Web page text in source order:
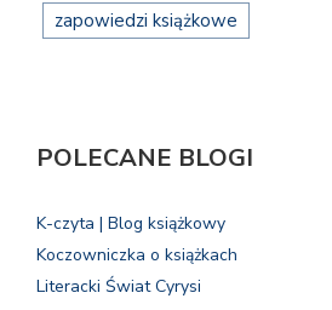
zapowiedzi książkowe
POLECANE BLOGI
K-czyta | Blog książkowy
Koczowniczka o książkach
Literacki Świat Cyrysi